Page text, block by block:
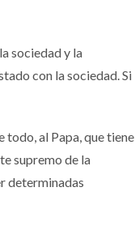
sociedad y la
con la sociedad. Si
todo, al Papa, que tiene
supremo de la
determinadas